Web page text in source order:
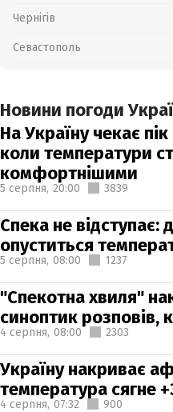
Чернігів
Севастополь
Новини погоди
На Україну чекає
коли температури
комфортнішими
5 серпня, 20:00 3839
Спека не відступає:
опуститься
5 серпня, 08:00 1237
"Спекотна хвиля"
синоптик розповів,
4 серпня, 08:00 2303
Україну накриває
температура сягне
4 серпня, 07:32 900